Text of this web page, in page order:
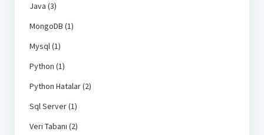
Java (3)
MongoDB (1)
Mysql(1)
Python (1)
Python Hatalar(2)
Sql Server(1)
Veri Tabanı (2)